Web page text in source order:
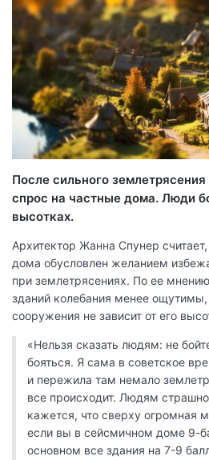
После сильного
спрос на частные дома. Люди
высотках.
Архитектор Жанна Спунер
дома обусловлен желанием
при землетрясениях. По ее
зданий колебания менее ощутимы,
сооружения не зависит от его
«Нельзя сказать людям: не
бояться. Я сама в советское
и пережила там немало
все происходит. Людям
кажется, что сверху огромная
если вы в сейсмичном доме 9-
основном все здания на 7-9